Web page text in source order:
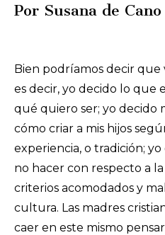
Por Susana de Cano
Bien podríamos decir que
es decir, yo decido lo que
qué quiero ser; yo decido
cómo criar a mis hijos
experiencia, o tradición;
no hacer con respecto a
criterios acomodados y
cultura. Las madres
caer en este mismo